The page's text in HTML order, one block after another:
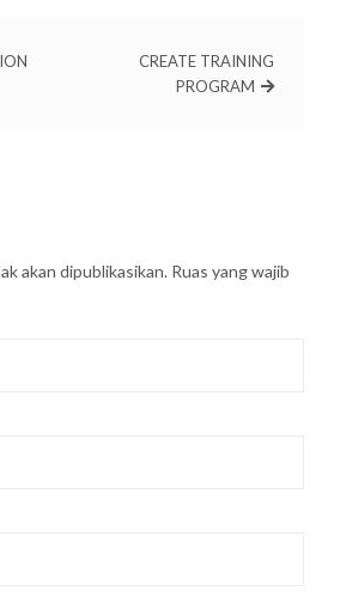
CREATE TRAINING
PROGRAM
akan dipublikasikan. Ruas yang wajib